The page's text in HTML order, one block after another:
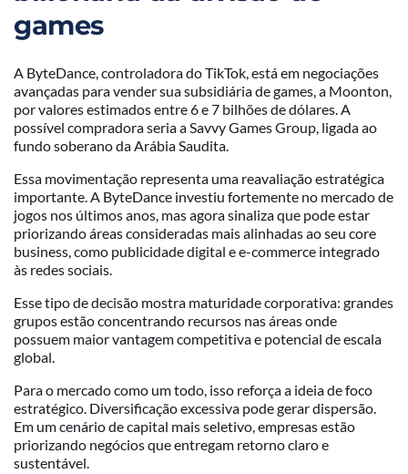
games
A ByteDance, controladora do TikTok, está em negociações
avançadas para vender sua subsidiária de games, a Moonton,
por valores estimados entre 6 e 7 bilhões de dólares. A
possível compradora seria a Savvy Games Group, ligada ao
fundo soberano da Arábia Saudita.
Essa movimentação representa uma reavaliação estratégica
importante. A ByteDance investiu fortemente no mercado de
jogos nos últimos anos, mas agora sinaliza que pode estar
priorizando áreas consideradas mais alinhadas ao seu core
business, como publicidade digital e e-commerce integrado
às redes sociais.
Esse tipo de decisão mostra maturidade corporativa: grandes
grupos estão concentrando recursos nas áreas onde
possuem maior vantagem competitiva e potencial de escala
global.
Para o mercado como um todo, isso reforça a ideia de foco
estratégico. Diversificação excessiva pode gerar dispersão.
Em um cenário de capital mais seletivo, empresas estão
priorizando negócios que entregam retorno claro e
sustentável.